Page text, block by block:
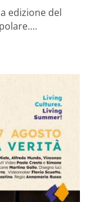
edizione del